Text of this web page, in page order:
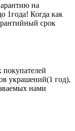
на
1года! Когда как
срок
покупателей
украшений(1 год),
нами